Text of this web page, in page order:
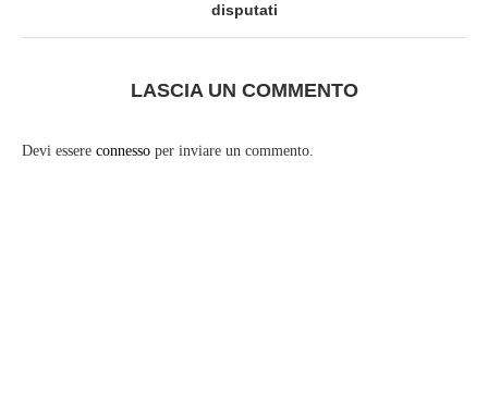
disputati
LASCIA UN COMMENTO
Devi essere connesso per inviare un commento.